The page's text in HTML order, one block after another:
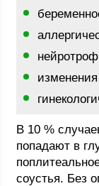
В 10 %
попадают в
соустья. Без